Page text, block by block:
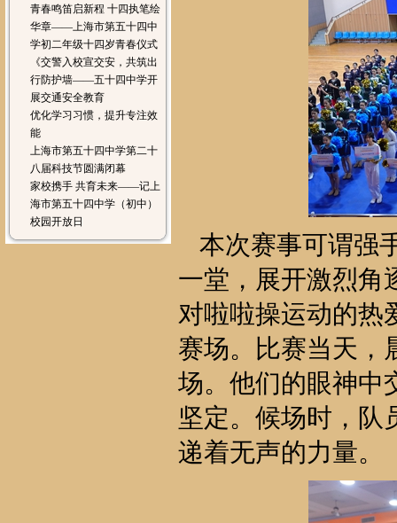
青春鸣笛启新程 十四执笔绘
华章——上海市第五十四中
学初二年级十四岁青春仪式
《交警入校宣交安，共筑出
行防护墙——五十四中学开
展交通安全教育
优化学习习惯，提升专注效
能
上海市第五十四中学第二十
八届科技节圆满闭幕
家校携手 共育未来——记上
海市第五十四中学（初中）
校园开放日
本次赛事可谓强
一堂，展开激烈角
对啦啦操运动的热
赛场。比赛当天，
场。他们的眼神中
坚定。候场时，队
递着无声的力量。